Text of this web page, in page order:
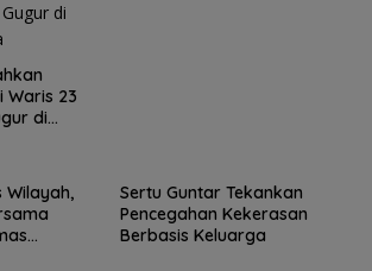
Waris 23
di
Wilayah,
Sertu Guntar Tekankan
Pencegahan Kekerasan
Berbasis Keluarga